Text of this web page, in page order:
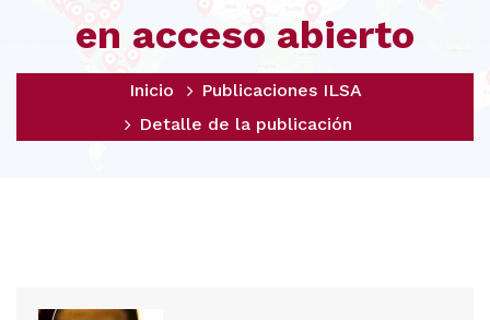
en acceso abierto
Inicio
Publicaciones ILSA
Detalle de la publicación